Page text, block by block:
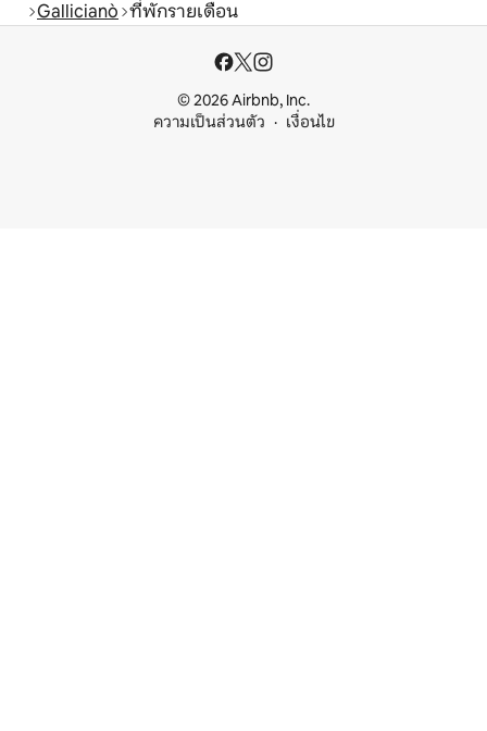
Gallicianò ที่พักรายเดือน
© 2026 Airbnb, Inc.
ความเป็นส่วนตัว
เงื่อนไข